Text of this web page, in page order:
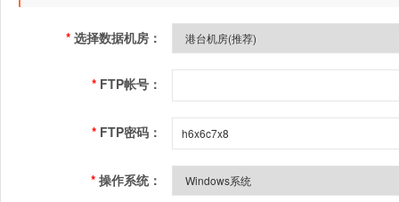
* 选择数据机房：
* FTP帐号：
* FTP密码：
* 操作系统：